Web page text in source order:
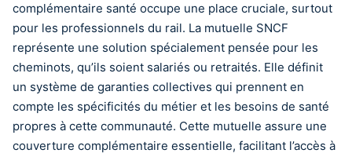
complémentaire santé occupe une place cruciale, surtout
pour les professionnels du rail. La mutuelle SNCF
représente une solution spécialement pensée pour les
cheminots, qu’ils soient salariés ou retraités. Elle définit
un système de garanties collectives qui prennent en
compte les spécificités du métier et les besoins de santé
propres à cette communauté. Cette mutuelle assure une
couverture complémentaire essentielle, facilitant l’accès à